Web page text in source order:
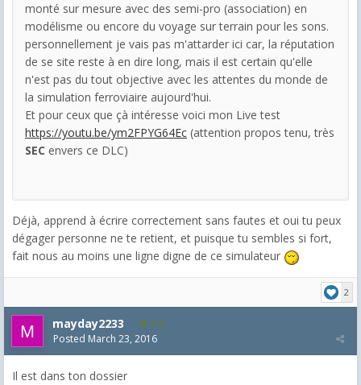
monté sur mesure avec des semi-pro (association) en
modélisme ou encore du voyage sur terrain pour les sons.
personnellement je vais pas m'attarder ici car, la réputation
de se site reste à en dire long, mais il est certain qu'elle
n'est pas du tout objective avec les attentes du monde de
la simulation ferroviaire aujourd'hui.
Et pour ceux que çà intéresse voici mon Live test
https://youtu.be/ym2FPYG64Ec (attention propos tenu, très
SEC envers ce DLC)
Déjà, apprend à écrire correctement sans fautes et oui tu peux
dégager personne ne te retient, et puisque tu sembles si fort,
fait nous au moins une ligne digne de ce simulateur
2
mayday2233 113
Posted March 23, 2016
Il est dans ton dossier